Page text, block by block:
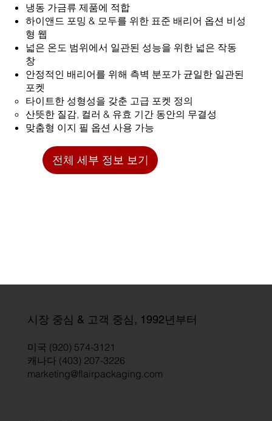
전체 세부 정보 보기
냉동 가금류 제품에 적합
하이앤드 포밍 & 모두를 위한 표준 배리어 옵션 비성
형 웹
넓은 온도 범위에서 일관된 성능을 위한 넓은 작동
창
안정적인 배리어를 위해 측벽 분포가 균일한 일관된
포켓
타이트한 성형성을 갖춘 고급 포켓 정의
산뜻한 질감, 컬러 & 유효 기간 동안의 무결성
맞춤형 이지 필 옵션 사용 가능
시장 중심 & 고객 중심, 1992년부터
미국 (920) 574-3121
캐나다 (403) 207-3226
marketing@flairpackaging.com